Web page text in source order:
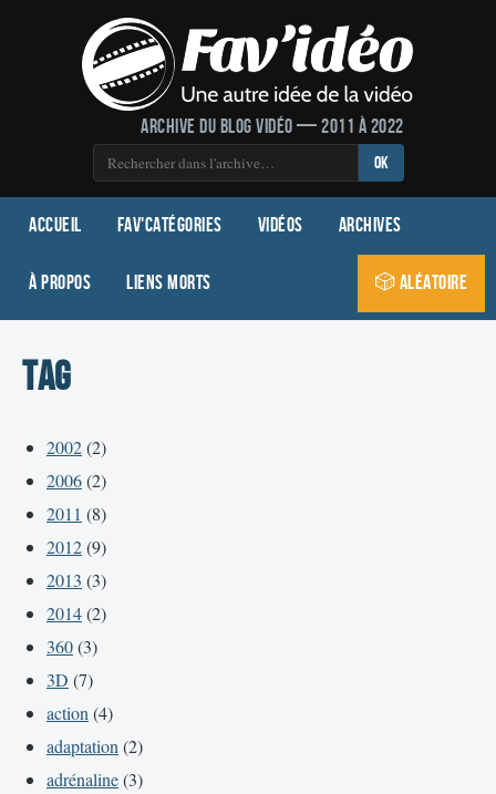
Archive du blog vidéo — 2011 à 2022
OK
Accueil Fav'Catégories Vidéos Archives
À propos Liens morts 🎲 Aléatoire
Tag
2002(2)
2006(2)
2011 (8)
2012(9)
2013 (3)
2014(2)
360(3)
3D (7)
action (4)
adaptation (2)
adrénaline(3)